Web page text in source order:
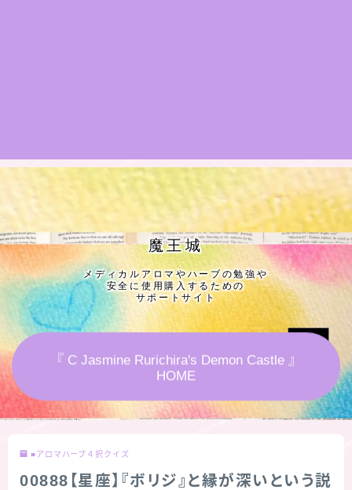
Cジャスミン瑠璃地楽の主な活動先リンク集
プロフィール
アロマハーブアンケート
おすすめ商品＆レビュー
★スペシャルアロマハーブ４択クイズ (kindle出
お問い合わせ
魔王城
メディカルアロマやハーブの勉強や
安全に使用購入するための
サポートサイト
『 C Jasmine Rurichira's Demon Castle 』
HOME
■アロマハーブ４択クイズ
00888【星座】『ボリジ』と縁が深いという説